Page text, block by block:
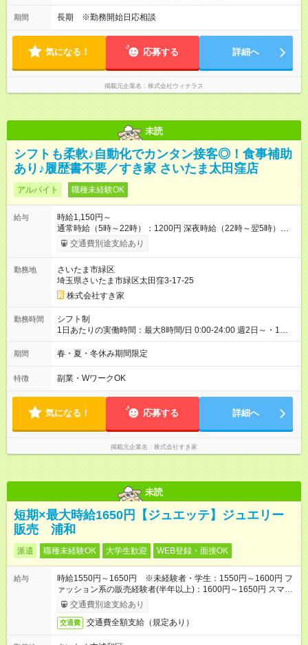
期間 長期 ※勤務開始日応相談
気になる！ 応募する 詳細へ
掲載元企業名 株式会社ウィテラス
未読
シフトも柔軟♪自動化でカンタン接客◎！食事補助
あり♪履歴書不要／すき家 さいたま太田窪店
アルバイト 職種未経験OK
給与
時給1,150円～
通常時給（5時～22時）：1200円 深夜時給（22時～翌5時）：
1500円 高校生時給：1150円 【特別手当】早朝手当（5：00-9：
00）時給+150円 【試用期間】試用期間あり 試用期間の長さ：1
30日（※条件変更なし）ですが、切り上げで一ヶ月とさせてい
ただきます。 研修制度あり：15時間(研修中も同時給）
交通費別途支給あり
勤務地
さいたま市緑区
埼玉県さいたま市緑区太田窪3-17-25
株式会社すき家
勤務時間
シフト制
1日あたりの実働時間：最大8時間/日 0:00-24:00 週2日～・1日
2h～OK ＜シフト例＞ 〇朝帯 5:00-9:00 〇昼帯 9:00-14:00 〇午
後帯 14:00-18:00 〇夜帯 18:00-22:00 〇深夜帯 22:00-翌5:00 基
ます♪
期間 春・夏・冬休み期間限定
特徴 副業・WワークOK
気になる！ 応募する 詳細へ
掲載元企業名 株式会社すき家
未読
短期×最大時給1650円【ジュエッテ】ジュエリー
販売 浦和
派遣 職種未経験OK 大学生歓迎 WEB登録・面接OK
給与
時給1550円～1650円 ※未経験者・学生：1550円～1600円 フ
ァッション系の販売経験者(半年以上)：1600円～1650円 スマホ
で簡単！給料前払いサービスあり
交通費別途支給あり
交通費 交通費全額支給（規定あり）